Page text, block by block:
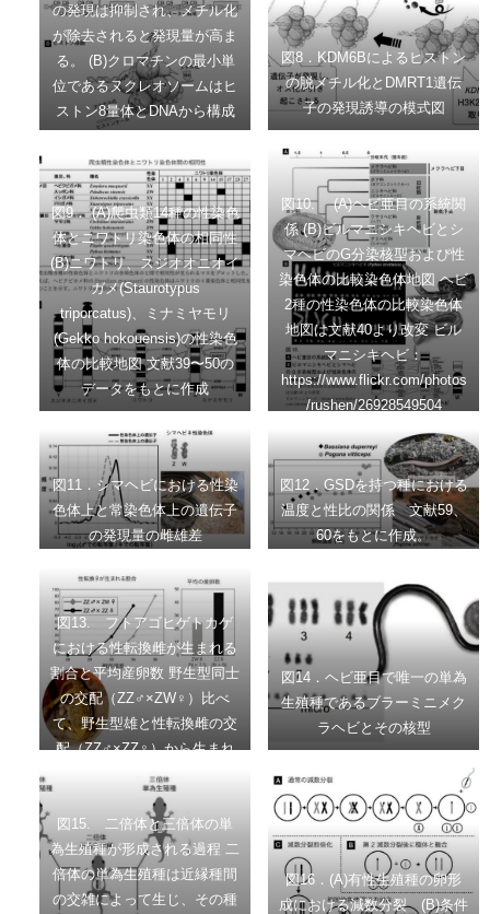
の発現は抑制され、メチル化
が除去されると発現量が高ま
る。 (B)クロマチンの最小単
位であるヌクレオソームはヒ
ストン8量体とDNAから構成
され、ヒストンテールがメチ
ル化やアセチル化などの修飾
を受けるとクロマチンの状態
が変化し、その領域の遺伝子
発現が制御される。
図8．KDM6Bによるヒストン
の脱メチル化とDMRT1遺伝
子の発現誘導の模式図
図9． (A)爬虫類14種の性染色
体とニワトリ染色体の相同性
(B)ニワトリ、スジオオニオイ
ガメ(Staurotypus
triporcatus)、ミナミヤモリ
(Gekko hokouensis)の性染色
体の比較地図 文献39〜50の
データをもとに作成
図10. (A)ヘビ亜目の系統関
係 (B)ビルマニシキヘビとシ
マヘビのG分染核型および性
染色体の比較染色体地図 ヘビ
2種の性染色体の比較染色体
地図は文献40より改変 ビル
マニシキヘビ：
https://www.flickr.com/photos
/rushen/26928549504
図11．シマヘビにおける性染
色体上と常染色体上の遺伝子
の発現量の雌雄差
図12．GSDを持つ種における
温度と性比の関係 文献59、
60をもとに作成。
図13. フトアゴヒゲトカゲ
における性転換雌が生まれる
割合と平均産卵数 野生型同士
の交配（ZZ♂×ZW♀）比べ
て、野生型雄と性転換雌の交
配（ZZ♂×ZZ♀）から生まれ
る子供は温度に誘導される性
転換に対して感受性が高い
（左）。また、性転換雌は野
生型雌よりも多くの卵を1シ
ーズンに産む（右）。 文献
62から引用して作成
図14．ヘビ亜目で唯一の単為
生殖種であるブラーミニメク
ラヘビとその核型
図15. 二倍体と三倍体の単
為生殖種が形成される過程 二
倍体の単為生殖種は近縁種間
の交雑によって生じ、その種
図16．(A)有性生殖種の卵形
成における減数分裂 (B)条件